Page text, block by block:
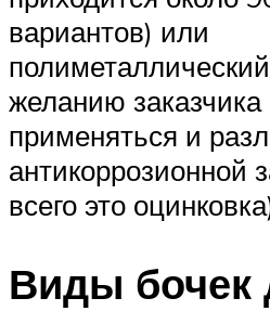
вариантов) или
желанию заказчика
применяться и
антикоррозионной
всего это
Виды бочек